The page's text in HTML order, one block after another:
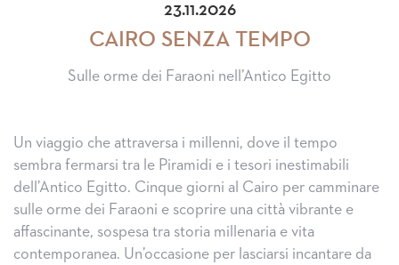
23.11.2026
CAIRO SENZA TEMPO
Sulle orme dei Faraoni nell’Antico Egitto
Un viaggio che attraversa i millenni, dove il tempo
sembra fermarsi tra le Piramidi e i tesori inestimabili
dell’Antico Egitto. Cinque giorni al Cairo per camminare
sulle orme dei Faraoni e scoprire una città vibrante e
affascinante, sospesa tra storia millenaria e vita
contemporanea. Un’occasione per lasciarsi incantare da